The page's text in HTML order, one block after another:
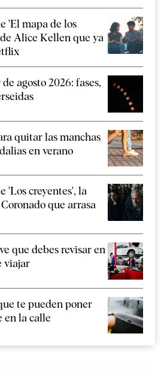
'El mapa de los
Alice Kellen que ya
agosto 2026: fases,
quitar las manchas
en verano
'Los creyentes', la
que arrasa
que debes revisar en
viajar
te pueden poner
en la calle